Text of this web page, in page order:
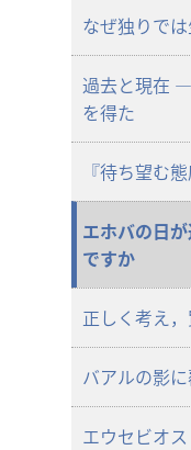
なぜ独りで
過去と現在
を得た
『待ち望む
エホバの日
ですか
正しく考え
バアルの影
エウセビオ